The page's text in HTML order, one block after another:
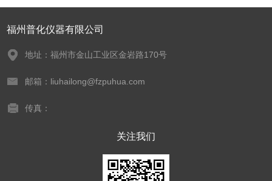
福州普化仪器有限公司
地址：福州市金山工业区金岩路170号
邮箱：liuhailong@fzpuhua.com
传真：
关注我们